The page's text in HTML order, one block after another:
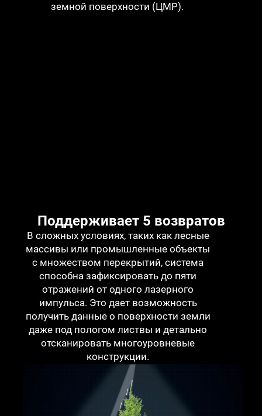
земной поверхности (ЦМР).
Поддерживает 5 возвратов
В сложных условиях, таких как лесные
массивы или промышленные объекты
с множеством перекрытий, система
способна зафиксировать до пяти
отражений от одного лазерного
импульса. Это дает возможность
получить данные о поверхности земли
даже под пологом листвы и детально
отсканировать многоуровневые
конструкции.